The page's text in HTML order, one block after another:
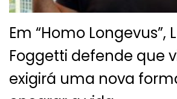
Em “Homo Longevus”,
Foggetti defende que
exigirá uma nova